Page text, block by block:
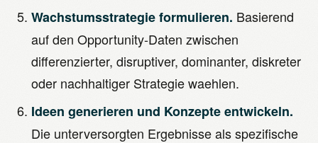
Wachstumsstrategie formulieren. Basierend
auf den Opportunity-Daten zwischen
differenzierter, disruptiver, dominanter, diskreter
oder nachhaltiger Strategie waehlen.
Ideen generieren und Konzepte entwickeln.
Die unterversorgten Ergebnisse als spezifische